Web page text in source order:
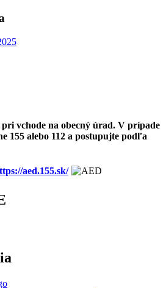
vchode na obecný úrad. V prípade
155 alebo 112 a postupujte podľa
aed.155.sk/